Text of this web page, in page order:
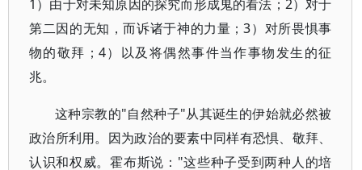
1）由于对未知原因的探究而形成鬼的看法；2）对于
第二因的无知，而诉诸于神的力量；3）对所畏惧事
物的敬拜；4）以及将偶然事件当作事物发生的征
兆。
这种宗教的"自然种子"从其诞生的伊始就必然被
政治所利用。因为政治的要素中同样有恐惧、敬拜、
认识和权威。霍布斯说："这些种子受到两种人的培